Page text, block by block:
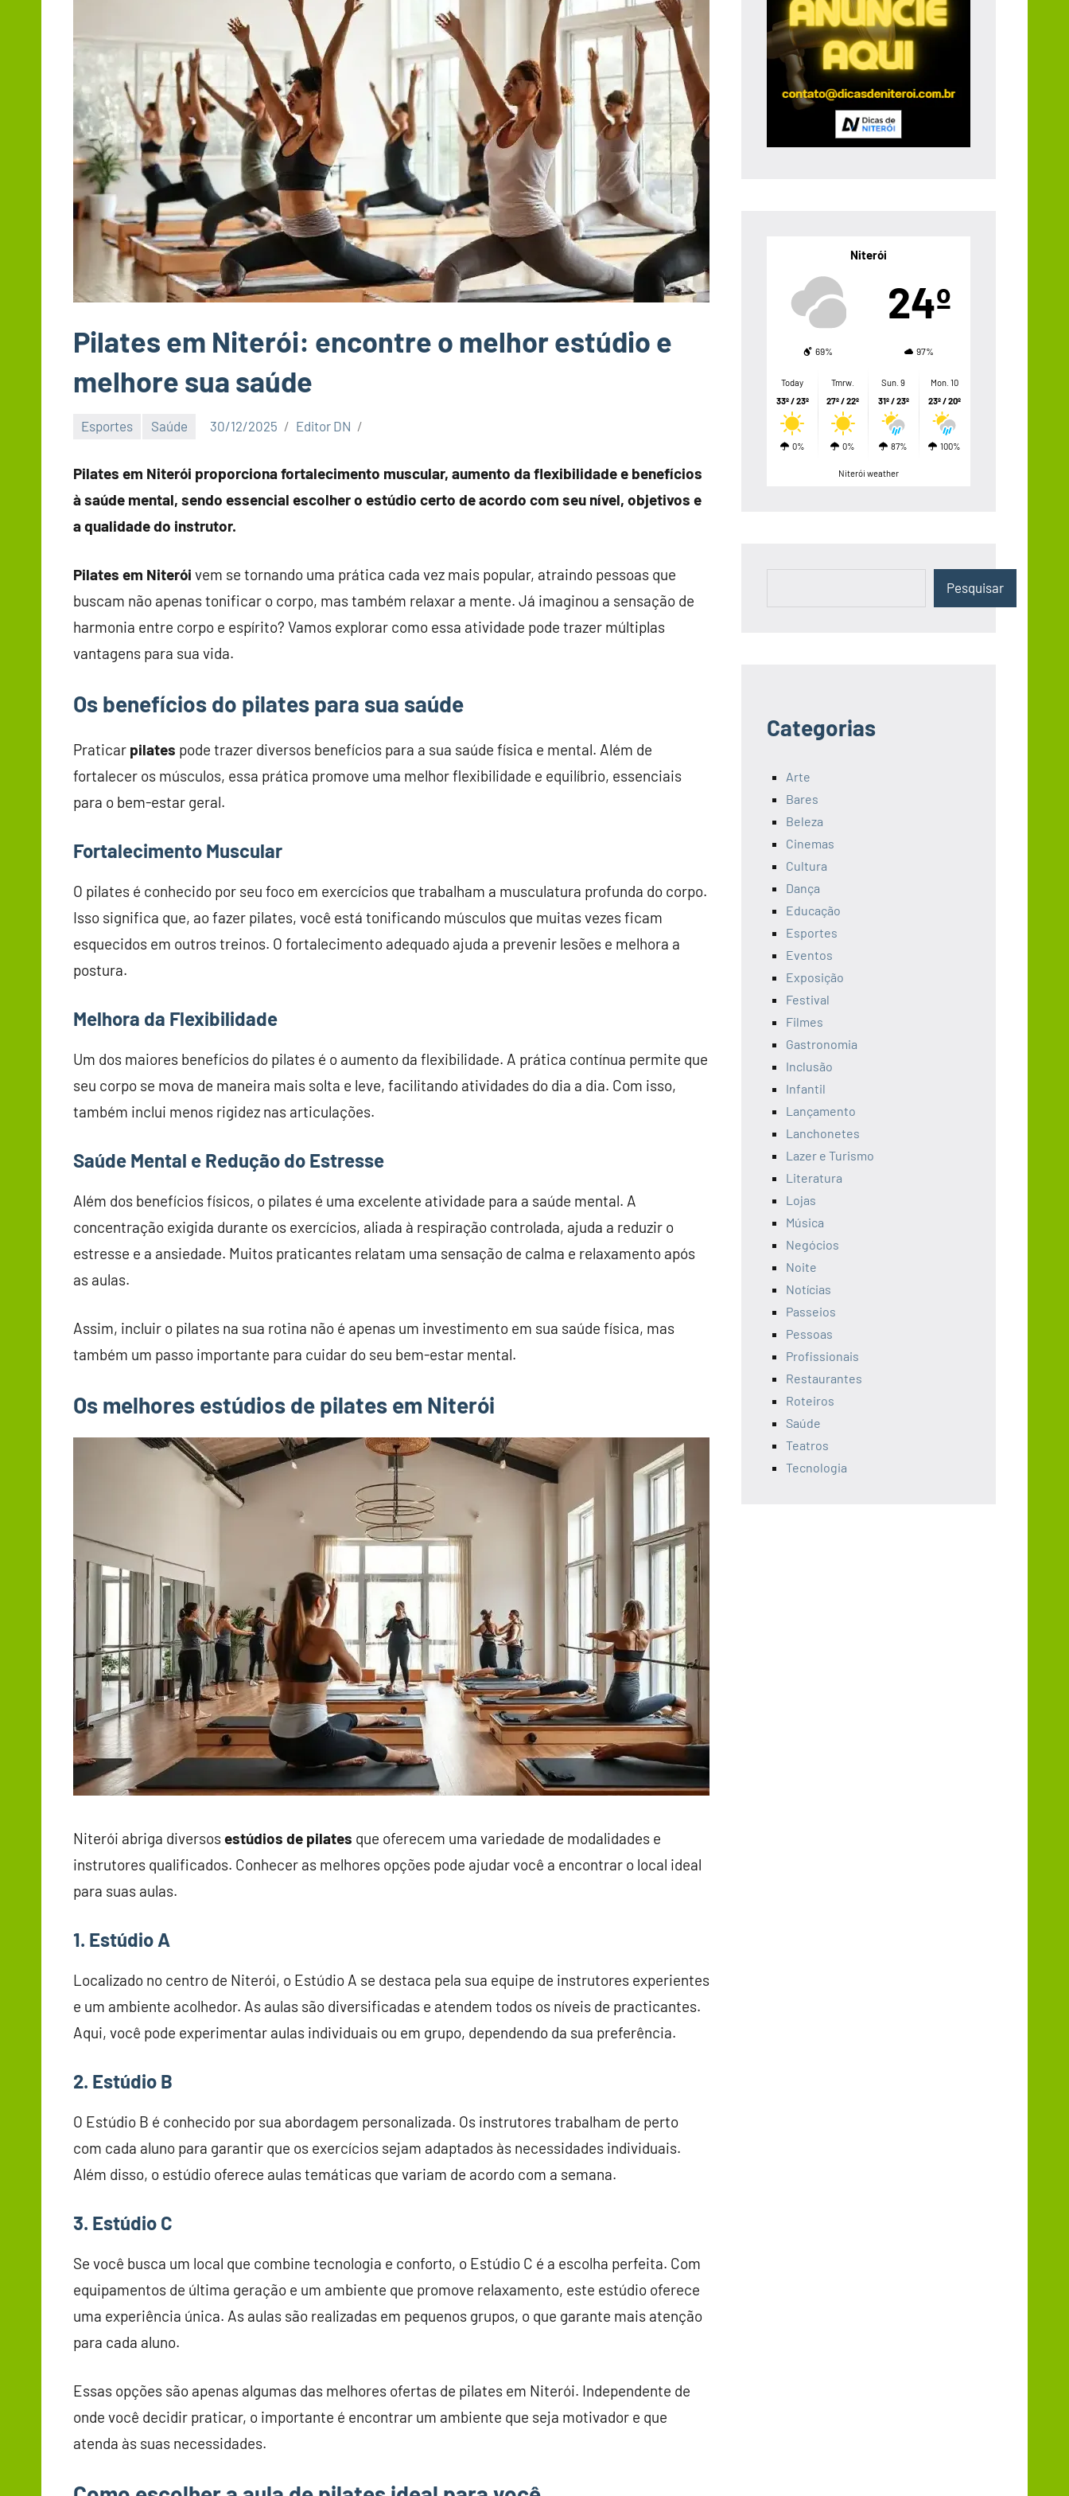
Pilates em Niterói: encontre o melhor estúdio e
melhore sua saúde
Esportes Saúde 30/12/2025 Editor DN
Pilates em Niterói proporciona fortalecimento muscular, aumento da flexibilidade e benefícios
à saúde mental, sendo essencial escolher o estúdio certo de acordo com seu nível, objetivos e
a qualidade do instrutor.
Pilates em Niterói vem se tornando uma prática cada vez mais popular, atraindo pessoas que
buscam não apenas tonificar o corpo, mas também relaxar a mente. Já imaginou a sensação de
harmonia entre corpo e espírito? Vamos explorar como essa atividade pode trazer múltiplas
vantagens para sua vida.
Os benefícios do pilates para sua saúde
Praticar pilates pode trazer diversos benefícios para a sua saúde física e mental. Além de
fortalecer os músculos, essa prática promove uma melhor flexibilidade e equilíbrio, essenciais
para o bem-estar geral.
Fortalecimento Muscular
O pilates é conhecido por seu foco em exercícios que trabalham a musculatura profunda do corpo.
Isso significa que, ao fazer pilates, você está tonificando músculos que muitas vezes ficam
esquecidos em outros treinos. O fortalecimento adequado ajuda a prevenir lesões e melhora a
postura.
Melhora da Flexibilidade
Um dos maiores benefícios do pilates é o aumento da flexibilidade. A prática contínua permite que
seu corpo se mova de maneira mais solta e leve, facilitando atividades do dia a dia. Com isso,
também inclui menos rigidez nas articulações.
Saúde Mental e Redução do Estresse
Além dos benefícios físicos, o pilates é uma excelente atividade para a saúde mental. A
concentração exigida durante os exercícios, aliada à respiração controlada, ajuda a reduzir o
estresse e a ansiedade. Muitos praticantes relatam uma sensação de calma e relaxamento após
as aulas.
Assim, incluir o pilates na sua rotina não é apenas um investimento em sua saúde física, mas
também um passo importante para cuidar do seu bem-estar mental.
Os melhores estúdios de pilates em Niterói
Niterói abriga diversosestúdios de pilates que oferecem uma variedade de modalidades e
instrutores qualificados. Conhecer as melhores opções pode ajudar você a encontrar o local ideal
para suas aulas.
1. Estúdio A
Localizado no centro de Niterói, o Estúdio A se destaca pela sua equipe de instrutores experientes
e um ambiente acolhedor. As aulas são diversificadas e atendem todos os níveis de practicantes.
Aqui, você pode experimentar aulas individuais ou em grupo, dependendo da sua preferência.
2. Estúdio B
O Estúdio B é conhecido por sua abordagem personalizada. Os instrutores trabalham de perto
com cada aluno para garantir que os exercícios sejam adaptados às necessidades individuais.
Além disso, o estúdio oferece aulas temáticas que variam de acordo com a semana.
3. Estúdio C
Se você busca um local que combine tecnologia e conforto, o Estúdio C é a escolha perfeita. Com
equipamentos de última geração e um ambiente que promove relaxamento, este estúdio oferece
uma experiência única. As aulas são realizadas em pequenos grupos, o que garante mais atenção
para cada aluno.
Essas opções são apenas algumas das melhores ofertas de pilates em Niterói. Independente de
onde você decidir praticar, o importante é encontrar um ambiente que seja motivador e que
atenda às suas necessidades.
Niterói
24º
69% 97%
Today
33º / 23º
0%
Tmrw.
27º / 22º
0%
Sun. 9
31º / 23º
87%
Mon. 10
23º / 20º
100%
Niterói weather
Pesquisar
Categorias
Arte
Bares
Beleza
Cinemas
Cultura
Dança
Educação
Esportes
Eventos
Exposição
Festival
Filmes
Gastronomia
Inclusão
Infantil
Lançamento
Lanchonetes
Lazer e Turismo
Literatura
Lojas
Música
Negócios
Noite
Notícias
Passeios
Pessoas
Profissionais
Restaurantes
Roteiros
Saúde
Teatros
Tecnologia